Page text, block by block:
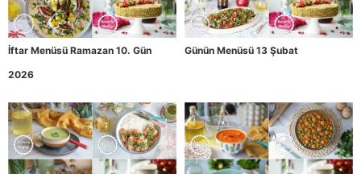
İftar Menüsü Ramazan 10. Gün
2026
Günün Menüsü 13 Şubat